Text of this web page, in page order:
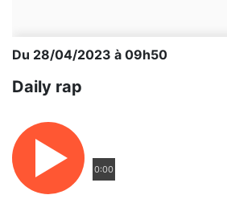
Du 28/04/2023 à 09h50
Daily rap
0:00